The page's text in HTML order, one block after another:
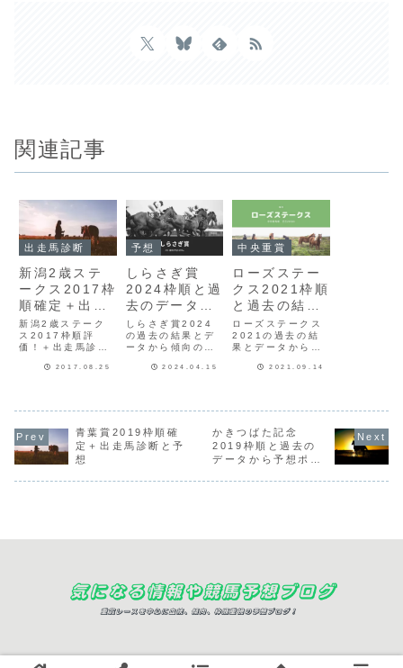
関連記事
出走馬診断
新潟2歳ステ
ークス2017枠
順確定＋出走
馬診断
新潟2歳ステーク
ス2017枠順評
価！＋出走馬診断
ス2017の枠順が
います。※傾向的
に、現時点ではや
や外枠有利で予想
しています。1枠1
2017.08.25
予想
しらさぎ賞
2024枠順と過
去のデータか
ら予想ポイン
ト考察、出走
馬診断
しらさぎ賞2024
の過去の結果とデ
ータから傾向の考
最終予想はレース
2024.04.15
中央重賞
ローズステー
クス2021枠順
と過去の結
果、傾向から
予想データと
血統傾向、出
走馬診断
ローズステークス
2021の過去の結
果とデータから傾
向と今年の出走予
予想はレース前日
か当日に追記しま
す。
2021.09.14
青葉賞2019枠順確
定＋出走馬診断と予
想
かきつばた記念
2019枠順と過去の
データから予想ポイ